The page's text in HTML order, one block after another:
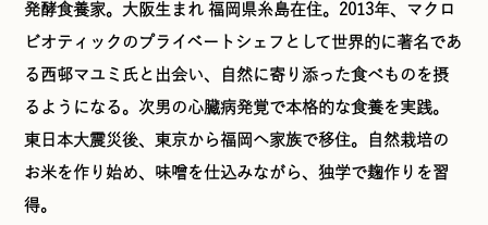
発酵食養家。大阪生まれ 福岡県糸島在住。2013年、マクロ
ビオティックのプライベートシェフとして世界的に著名であ
る西邨マユミ氏と出会い、自然に寄り添った食べものを摂
るようになる。次男の心臓病発覚で本格的な食養を実践。
東日本大震災後、東京から福岡へ家族で移住。自然栽培の
お米を作り始め、味噌を仕込みながら、独学で麹作りを習
得。